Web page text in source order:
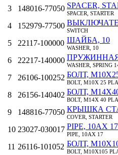
3 148016-77050 SPACER,
SPACER, STARTER
4 152979-77500
SWITCH
5 22117-100000 ШАЙБА, 10
WASHER, 10
6 22217-140000
WASHER, SPRING
7 26106-100252 БОЛТ,
BOLT, M10X 25
8 26156-140402 БОЛТ,
BOLT, M14X 40
9 148816-77050 КРЫШКА
COVER, STARTER
10 23027-030017 PIPE, 10AX 17
PIPE, 10AX 17
11 26116-101052 БОЛТ,
BOLT, M10X105